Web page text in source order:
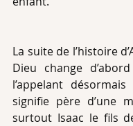
La suite de l’histoire
Dieu change
l’appelant
signifie père d’une
surtout Isaac le fils